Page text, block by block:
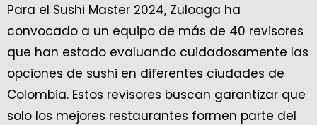
Para el Sushi Master 2024, Zuloaga ha
convocado a un equipo de más de 40 revisores
que han estado evaluando cuidadosamente las
opciones de sushi en diferentes ciudades de
Colombia. Estos revisores buscan garantizar que
solo los mejores restaurantes formen parte del